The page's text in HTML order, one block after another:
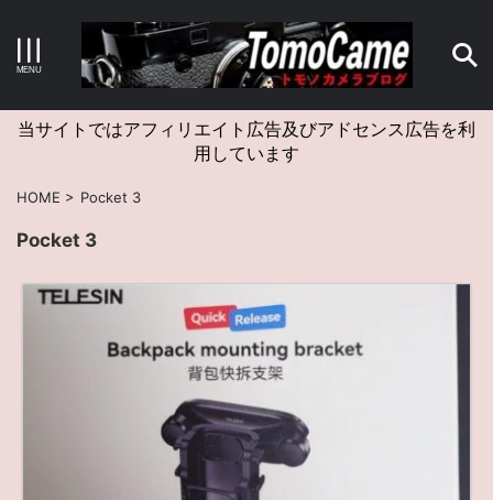
キーワードで検索する
アーカイブ
EM5II EOS Kiss X4
当サイトではアフィリエイト広告及びアドセンス広告を利
用しています
HOME > Pocket 3
Pocket 3